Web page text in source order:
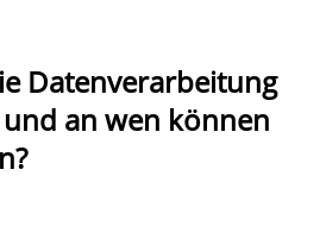
Datenverarbeitung
an wen können